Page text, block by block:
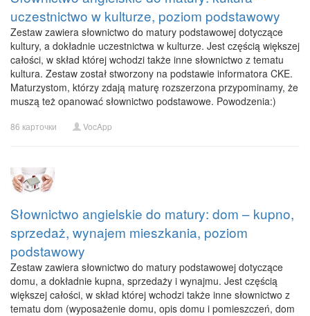
uczestnictwo w kulturze, poziom podstawowy
Zestaw zawiera słownictwo do matury podstawowej dotyczące
kultury, a dokładnie uczestnictwa w kulturze. Jest częścią większej
całości, w skład której wchodzi także inne słownictwo z tematu
kultura. Zestaw został stworzony na podstawie informatora CKE.
Maturzystom, którzy zdają maturę rozszerzona przypominamy, że
muszą też opanować słownictwo podstawowe. Powodzenia:)
86 карточки VocApp
Słownictwo angielskie do matury: dom – kupno,
sprzedaż, wynajem mieszkania, poziom
podstawowy
Zestaw zawiera słownictwo do matury podstawowej dotyczące
domu, a dokładnie kupna, sprzedaży i wynajmu. Jest częścią
większej całości, w skład której wchodzi także inne słownictwo z
tematu dom (wyposażenie domu, opis domu i pomieszczeń, dom